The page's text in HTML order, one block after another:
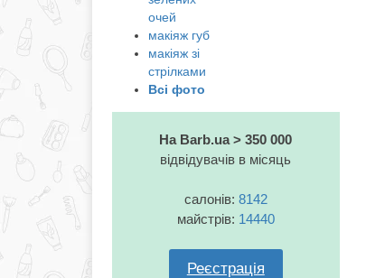
очей
макіяж губ
макіяж зі
стрілками
Всі фото
На Barb.ua > 350 000
відвідувачів в місяць
салонів: 8142
майстрів: 14440
Реєстрація